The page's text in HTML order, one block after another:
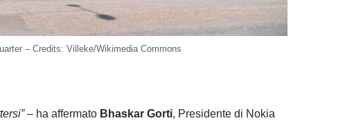
– Credits: Villeke/Wikimedia Commons
– ha affermato Bhaskar Gorti, Presidente di Nokia